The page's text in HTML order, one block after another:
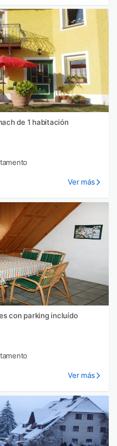
de 1 habitación
Ver más
con parking incluído
Ver más